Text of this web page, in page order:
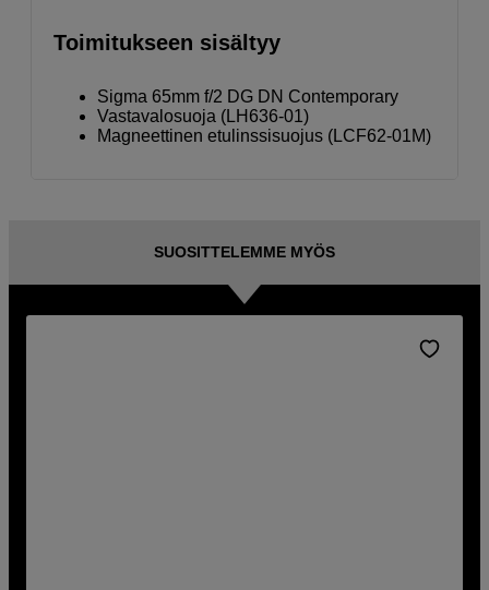
Toimitukseen sisältyy
Sigma 65mm f/2 DG DN Contemporary
Vastavalosuoja (LH636-01)
Magneettinen etulinssisuojus (LCF62-01M)
SUOSITTELEMME MYÖS